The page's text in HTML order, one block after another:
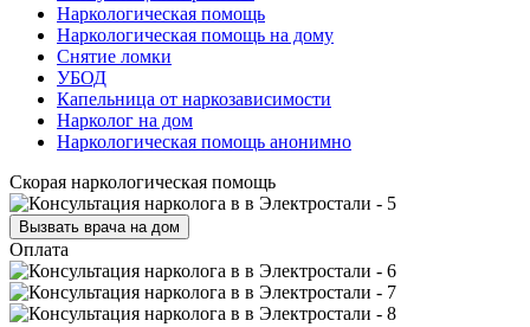
Наркологическая помощь
Наркологическая помощь на дому
Снятие ломки
УБОД
Капельница от наркозависимости
Нарколог на дом
Наркологическая помощь анонимно
Скорая наркологическая помощь
Вызвать врача на дом
Оплата